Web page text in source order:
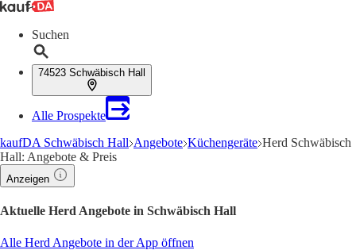
Suchen
74523 Schwäbisch Hall
Alle Prospekte
kaufDA Schwäbisch Hall Angebote Küchengeräte Herd Schwäbisch
Hall: Angebote & Preis
Anzeigen
Aktuelle Herd Angebote in Schwäbisch Hall
Alle Herd Angebote in der App öffnen